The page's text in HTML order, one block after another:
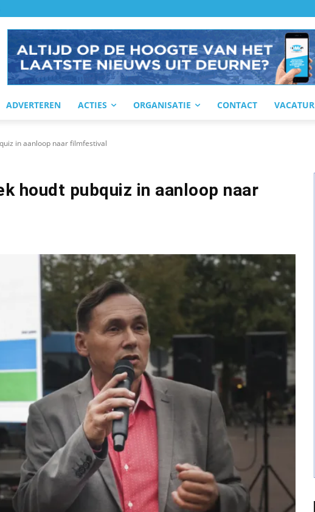
ADVERTEREN ACTIES ORGANISATIE CONTACT
in aanloop naar filmfestival
houdt pubquiz in aanloop naar